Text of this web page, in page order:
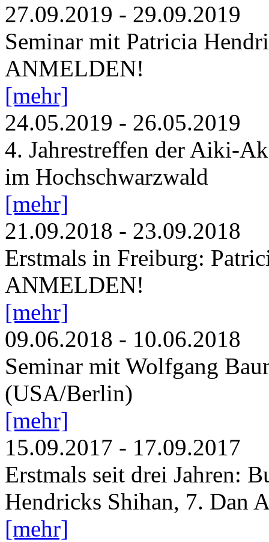
27.09.2019 - 29.09.2019
Seminar mit Patricia
ANMELDEN!
[mehr]
24.05.2019 - 26.05.2019
4. Jahrestreffen der Aiki-
im Hochschwarzwald
[mehr]
21.09.2018 - 23.09.2018
Erstmals in Freiburg:
ANMELDEN!
[mehr]
09.06.2018 - 10.06.2018
Seminar mit Wolfgang
(USA/Berlin)
[mehr]
15.09.2017 - 17.09.2017
Erstmals seit drei Jahren:
Hendricks Shihan, 7.
[mehr]